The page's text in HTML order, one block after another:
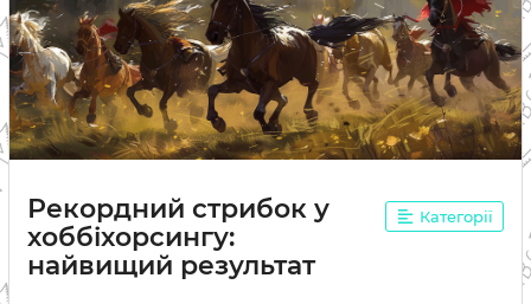
Рекордний стрибок у
хоббіхорсингу:
найвищий результат
Категорії